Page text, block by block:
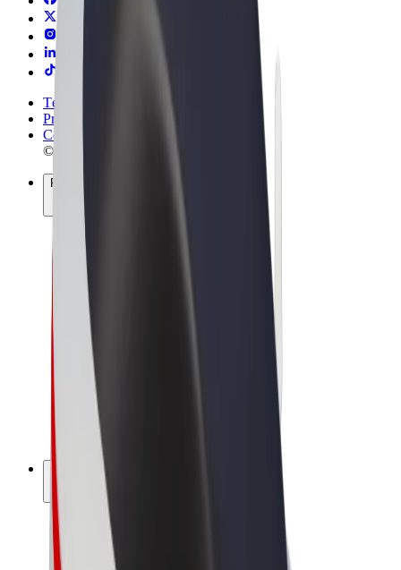
Términos y Condiciones
Privacidad
Cookies
© 2026 Bolt Technology OÜ
Productos
Viajes
Patinetes
Bolt Market
Bolt Food
Bolt Drive
Bolt para empresas
Bicis
Bolt Plus
Colabora con Bolt
Conductores
Ingresos de conductor/a